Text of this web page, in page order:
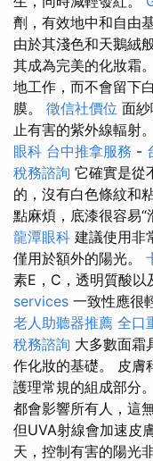
劑，有效地中和自由
由於其淺色和天鵝絨
其成為完美的化妝霜。
地工作，而不會留下
膜。 徵信社價位 面
止有害的紫外線輻射。
眼科 台中推拿服務 -
稅務諮詢 它確實是從
的，沒有白色條紋和
點麻煩，底漆很容易“
龍潭眼科 建議使用非
僅用於額外的陽光。
素E，C，透明質酸以
services 一致性應很
老人助聽器推薦 全口
稅務諮詢 大多數面霜
作化妝的基礎。 皮膚
護理常規的組成部分
都會影響所有人，這
但UVA射線會加速皮
天，控制有害的陽光